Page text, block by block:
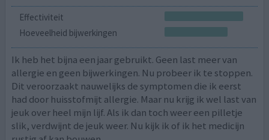
Effectiviteit
Hoeveelheid bijwerkingen
Ik heb het bijna een jaar gebruikt. Geen last meer van
allergie en geen bijwerkingen. Nu probeer ik te stoppen.
Dit veroorzaakt nauwelijks de symptomen die ik eerst
had door huisstofmijt allergie. Maar nu krijg ik wel last van
jeuk over heel mijn lijf. Als ik dan toch weer een pilletje
slik, verdwijnt de jeuk weer. Nu kijk ik of ik het medicijn